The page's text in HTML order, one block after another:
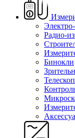
Радио-
Бинокли